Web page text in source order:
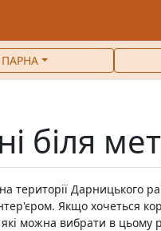
ПАРНА
біля
території Дарницького
Якщо хочеться
можна вибрати в цьому